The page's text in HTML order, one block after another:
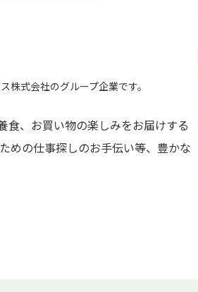
式会社のグループ企業です。
食、お買い物の楽しみをお届けする
めの仕事探しのお手伝い等、豊かな